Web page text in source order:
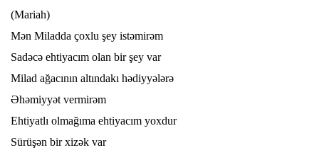
(Mariah)
Mən Miladda çoxlu şey istəmirəm
Sadəcə ehtiyacım olan bir şey var
Milad ağacının altındakı hədiyyələrə
Əhəmiyyət vermirəm
Ehtiyatlı olmağıma ehtiyacım yoxdur
Sürüşən bir xizək var